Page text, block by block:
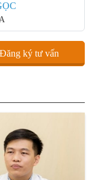
Đăng ký tư vấn